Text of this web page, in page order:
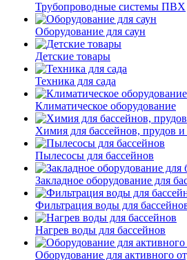
Трубопроводные системы ПВХ
Оборудование для саун
Детские товары
Техника для сада
Климатическое оборудование
Химия для бассейнов, прудов и
Пылесосы для бассейнов
Закладное оборудование для
Фильтрация воды для
Нагрев воды для бассейнов
Оборудование для активного